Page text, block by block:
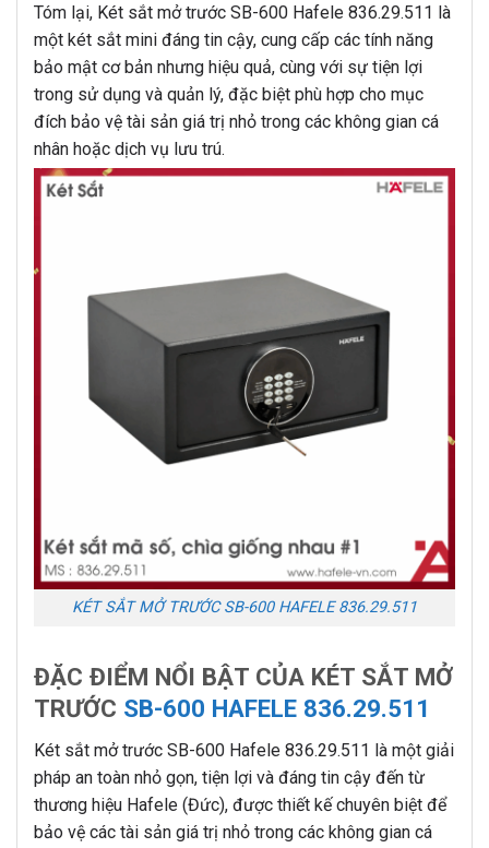
Tóm lại, Két sắt mở trước SB-600 Hafele 836.29.511 là
một két sắt mini đáng tin cậy, cung cấp các tính năng
bảo mật cơ bản nhưng hiệu quả, cùng với sự tiện lợi
trong sử dụng và quản lý, đặc biệt phù hợp cho mục
đích bảo vệ tài sản giá trị nhỏ trong các không gian cá
nhân hoặc dịch vụ lưu trú.
KÉT SẮT MỞ TRƯỚC SB-600 HAFELE 836.29.511
ĐẶC ĐIỂM NỔI BẬT CỦA KÉT SẮT MỞ
TRƯỚC SB-600 HAFELE 836.29.511
Két sắt mở trước SB-600 Hafele 836.29.511 là một giải
pháp an toàn nhỏ gọn, tiện lợi và đáng tin cậy đến từ
thương hiệu Hafele (Đức), được thiết kế chuyên biệt để
bảo vệ các tài sản giá trị nhỏ trong các không gian cá